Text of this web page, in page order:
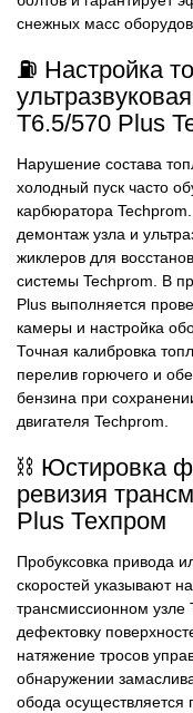
снежных масс
⛽ Настройка
Т6.5/570 Plus
Нарушение состава
холодный пуск часто
карбюратора
демонтаж узла и
жиклеров для
системы Techprom. В
Plus выполняется
камеры и настройка
Точная калибровка
перелив горючего и
бензина при
двигателя Techprom.
⛓️ Юстировка
ревизия
Plus Техпром
Пробуксовка привода
скоростей указывают
трансмиссионном
дефектовку
натяжение тросов
обнаружении
обода осуществляется